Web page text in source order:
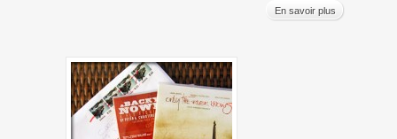
En savoir plus